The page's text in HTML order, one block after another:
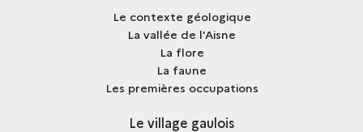
Le contexte géologique
La vallée de l'Aisne
La flore
La faune
Les premières occupations
Le village gaulois